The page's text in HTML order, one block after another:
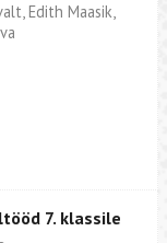
Edith Maasik,
7. klassile